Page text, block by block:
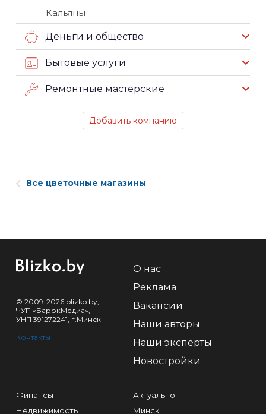
Кальяны
Деньги и общество
Бытовые услуги
Ремонтные мастерские
Добавить компанию
Все цветочные магазины
© 2009-2026 blizko.by,
ЧУП «БарокМедиа»,
УНП 391272241, г.Минск
Контакты
О нас
Реклама
Вакансии
Наши авторы
Наши эксперты
Новостройки
Финансы
Недвижимость
Актуально
Минск